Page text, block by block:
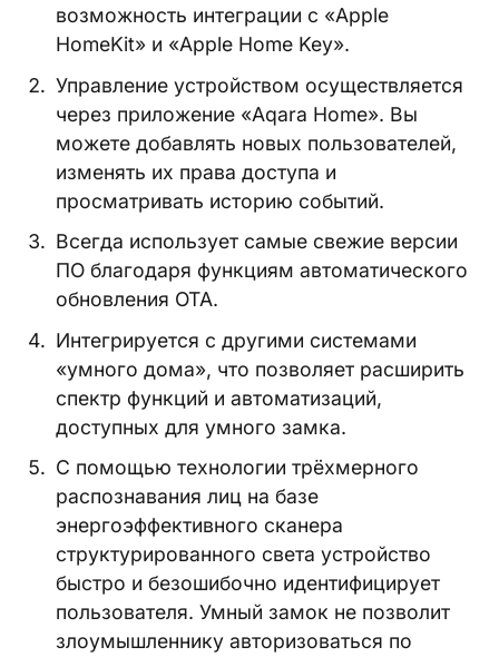
возможность интеграции с «Apple
HomeKit» и «Apple Home Key».
Управление устройством осуществляется
через приложение «Aqara Home». Вы
можете добавлять новых пользователей,
изменять их права доступа и
просматривать историю событий.
Всегда использует самые свежие версии
ПО благодаря функциям автоматического
обновления OTA.
Интегрируется с другими системами
«умного дома», что позволяет расширить
спектр функций и автоматизаций,
доступных для умного замка.
С помощью технологии трёхмерного
распознавания лиц на базе
энергоэффективного сканера
структурированного света устройство
быстро и безошибочно идентифицирует
пользователя. Умный замок не позволит
злоумышленнику авторизоваться по